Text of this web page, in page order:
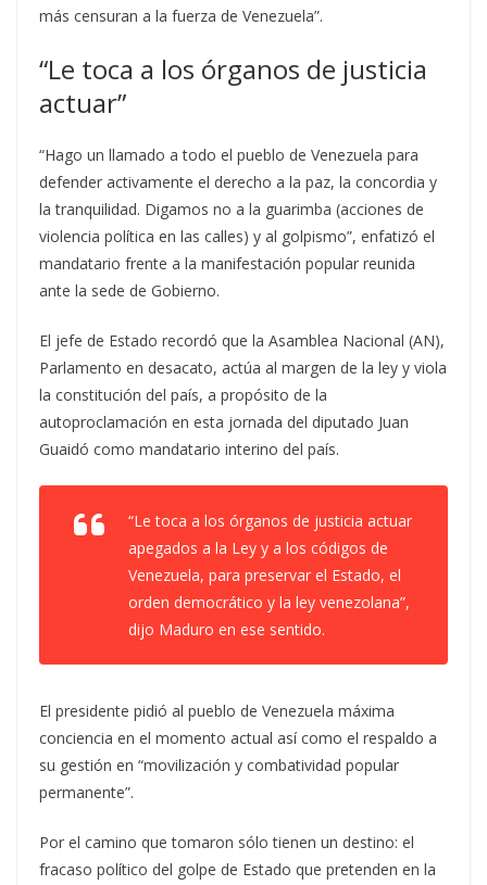
más censuran a la fuerza de Venezuela”.
“Le toca a los órganos de justicia
actuar”
“Hago un llamado a todo el pueblo de Venezuela para
defender activamente el derecho a la paz, la concordia y
la tranquilidad. Digamos no a la guarimba (acciones de
violencia política en las calles) y al golpismo”, enfatizó el
mandatario frente a la manifestación popular reunida
ante la sede de Gobierno.
El jefe de Estado recordó que la Asamblea Nacional (AN),
Parlamento en desacato, actúa al margen de la ley y viola
la constitución del país, a propósito de la
autoproclamación en esta jornada del diputado Juan
Guaidó como mandatario interino del país.
“Le toca a los órganos de justicia actuar
apegados a la Ley y a los códigos de
Venezuela, para preservar el Estado, el
orden democrático y la ley venezolana”,
dijo Maduro en ese sentido.
El presidente pidió al pueblo de Venezuela máxima
conciencia en el momento actual así como el respaldo a
su gestión en “movilización y combatividad popular
permanente”.
Por el camino que tomaron sólo tienen un destino: el
fracaso político del golpe de Estado que pretenden en la